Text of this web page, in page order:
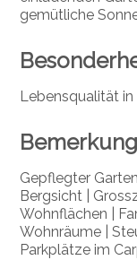
gemütliche
Lebensqualität
Gepflegter Garte
Bergsicht
Wohnflächen
Wohnräume |
Parkplätze im